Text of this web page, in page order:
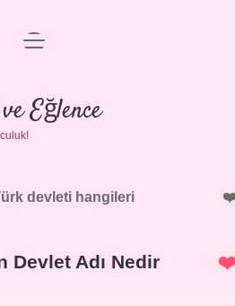
Anasayfa
Politikası
Uyarı
menüyü
Eğlence
devleti hangileri
Devlet Adı Nedir